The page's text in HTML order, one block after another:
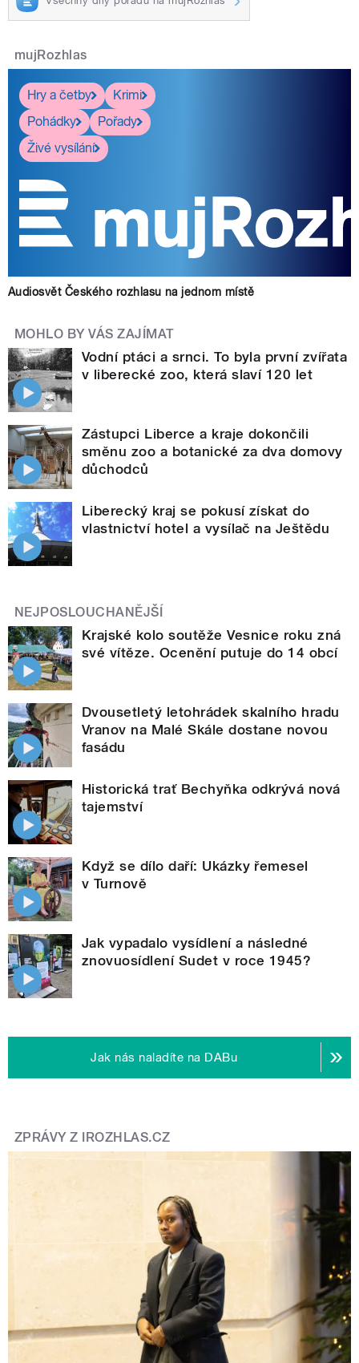
mujRozhlas
Hry a četby
Krimi
Pohádky
Pořady
Živé vysílání
Audiosvět Českého rozhlasu na jednom místě
MOHLO BY VÁS ZAJÍMAT
Vodní ptáci a srnci. To byla první zvířata
v liberecké zoo, která slaví 120 let
Zástupci Liberce a kraje dokončili
směnu zoo a botanické za dva domovy
důchodců
Liberecký kraj se pokusí získat do
vlastnictví hotel a vysílač na Ještědu
NEJPOSLOUCHANĚJŠÍ
Krajské kolo soutěže Vesnice roku zná
své vítěze. Ocenění putuje do 14 obcí
Dvousetletý letohrádek skalního hradu
Vranov na Malé Skále dostane novou
fasádu
Historická trať Bechyňka odkrývá nová
tajemství
Když se dílo daří: Ukázky řemesel
v Turnově
Jak vypadalo vysídlení a následné
znovuosídlení Sudet v roce 1945?
Jak nás naladíte na DABu
ZPRÁVY Z IROZHLAS.CZ